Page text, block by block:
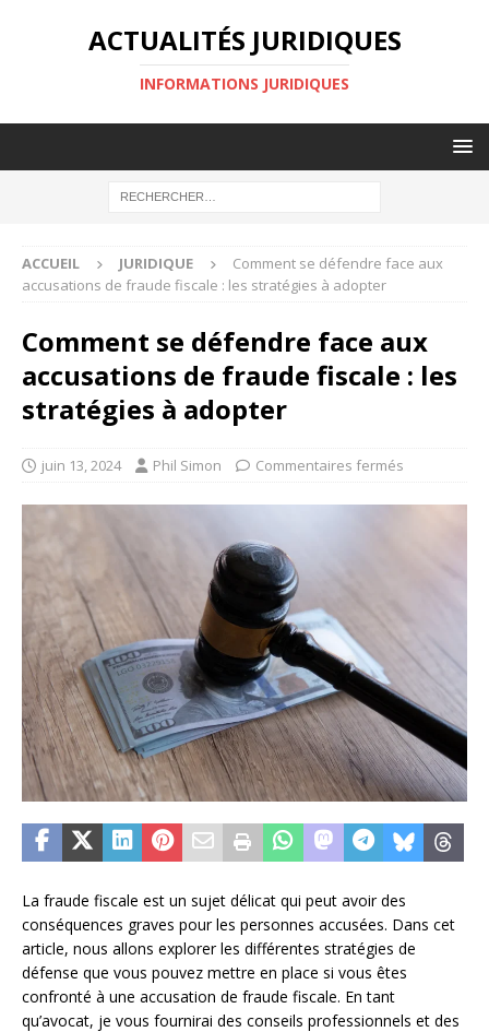
ACTUALITÉS JURIDIQUES
INFORMATIONS JURIDIQUES
ACCUEIL JURIDIQUE
Comment se défendre face aux
accusations de fraude fiscale : les stratégies à adopter
Comment se défendre face aux
accusations de fraude fiscale : les
stratégies à adopter
juin 13, 2024 Phil Simon Commentaires fermés
La fraude fiscale est un sujet délicat qui peut avoir des
conséquences graves pour les personnes accusées. Dans cet
article, nous allons explorer les différentes stratégies de
défense que vous pouvez mettre en place si vous êtes
confronté à une accusation de fraude fiscale. En tant
qu’avocat, je vous fournirai des conseils professionnels et des